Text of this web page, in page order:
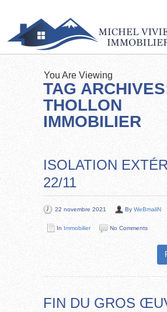
You Are Viewing
TAG
THOLLON
IMMOBILIER
ISOLATION
22/11
22 novembre 2021 By WeBmaliN
In Immobilier No Comments
FIN DU GROS